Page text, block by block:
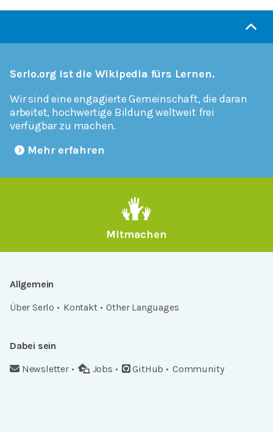
Serlo.org ist die Wikipedia fürs Lernen.
Wir sind eine engagierte Gemeinschaft, die daran
arbeitet, hochwertige Bildung weltweit frei
verfügbar zu machen.
Mehr erfahren
Mitmachen
Allgemein
Über Serlo
Kontakt Other Languages
Dabei sein
Newsletter
Jobs GitHub Community